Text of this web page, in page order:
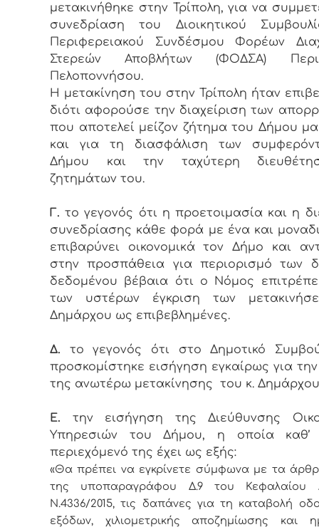
μετακινήθηκε στην Τρίπολη, για να
συνεδρίαση του Διοικητικού
Περιφερειακού Συνδέσμου Φορέων
Στερεών Αποβλήτων (ΦΟΔΣΑ)
Πελοποννήσου.
Η μετακίνηση του στην Τρίπολη ήταν
διότι αφορούσε την διαχείριση των
που αποτελεί μείζον ζήτημα του Δήμου
και για τη διασφάλιση των
Δήμου και την ταχύτερη
ζητημάτων του.
Γ. το γεγονός ότι η προετοιμασία και η
συνεδρίασης κάθε φορά με ένα και
επιβαρύνει οικονομικά τον Δήμο και
στην προσπάθεια για περιορισμό των
δεδομένου βέβαια ότι ο Νόμος
των υστέρων έγκριση των
Δημάρχου ως επιβεβλημένες.
Δ. το γεγονός ότι στο Δημοτικό
προσκομίστηκε εισήγηση εγκαίρως για
της ανωτέρω μετακίνησης του κ.
Ε. την εισήγηση της Διεύθυνσης
Υπηρεσιών του Δήμου, η οποία
περιεχόμενό της έχει ως εξής:
«Θα πρέπει να εγκρίνετε σύμφωνα με τα
της υποπαραγράφου Δ.9 του
N.4336/2015, τις δαπάνες για τη καταβολή
εξόδων, χιλιομετρικής αποζημίωσης και